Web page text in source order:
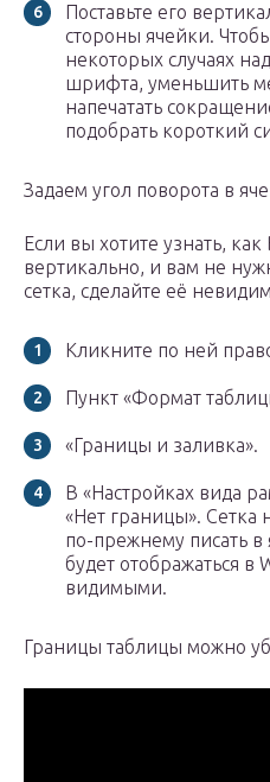
Поставьте его
стороны ячейки.
некоторых случаях
шрифта, уменьшить
напечатать
подобрать короткий
Задаем угол поворота в
Если вы хотите узнать, как
вертикально, и вам не
сетка, сделайте её
Кликните по ней
Пункт «Формат
«Границы и заливка».
В «Настройках вида
«Нет границы». Сетка
по-прежнему писать в
будет отображаться в
видимыми.
Границы таблицы можно